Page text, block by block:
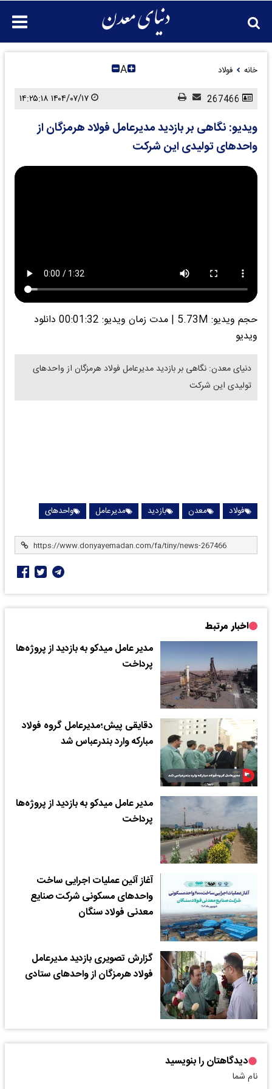
خانه فولاد A
ویدیو: نگاهی بر بازدید مدیرعامل فولاد هرمزگان از
واحدهای تولیدی این شرکت
حجم ویدیو: 5.73M | مدت زمان ویدیو: 00:01:32
دانلود
ویدیو
دنیای معدن: نگاهی بر بازدید مدیرعامل فولاد هرمزگان از واحدهای
تولیدی این شرکت
فولاد معدن بازدید مدیرعامل واحدهای
اخبار مرتبط
مدیر عامل میدکو به بازدید از پروژه‌ها
پرداخت
دقایقی پیش؛مدیرعامل گروه فولاد
مبارکه وارد بندرعباس شد
مدیر عامل میدکو به بازدید از پروژه‌ها
پرداخت
آغاز آئین عملیات اجرایی ساخت
واحدهای مسکونی شرکت صنایع
معدنی فولاد سنگان
گزارش تصویری بازدید مدیرعامل
فولاد هرمزگان از واحدهای ستادی
دیدگاهتان را بنویسید
نام شما